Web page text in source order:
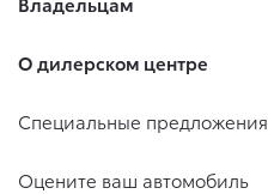
О дилерском центре
Специальные предложения
Оцените ваш автомобиль